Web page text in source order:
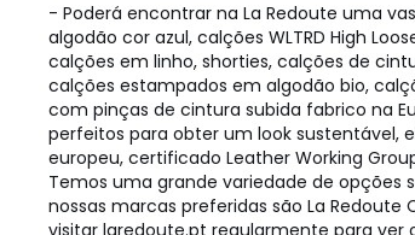
- Poderá encontrar na La Redoute uma
algodão cor azul, calções WLTRD High
calções em linho, shorties, calções de
calções estampados em algodão bio,
com pinças de cintura subida fabrico na
perfeitos para obter um look sustentável,
europeu, certificado Leather Working
Temos uma grande variedade de opções
nossas marcas preferidas são La
visitar laredoute.pt regularmente para ver